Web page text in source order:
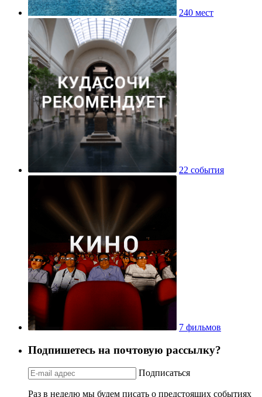
240 мест
22 события
7 фильмов
Подпишетесь на почтовую рассылку?
Подписаться
Раз в неделю мы будем писать о предстоящих событиях